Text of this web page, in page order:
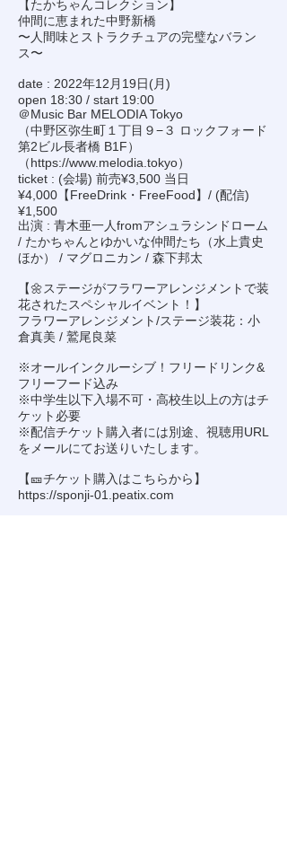
【たかちゃんコレクション】
仲間に恵まれた中野新橋
〜人間味とストラクチュアの完璧なバラン
ス〜
date : 2022年12月19日(月)
open 18:30 / start 19:00
＠Music Bar MELODIA Tokyo
（中野区弥生町１丁目９−３ ロックフォード
第2ビル長者橋 B1F）
（https://www.melodia.tokyo）
ticket : (会場) 前売¥3,500 当日
¥4,000【FreeDrink・FreeFood】/ (配信)
¥1,500
出演 : 青木亜一人fromアシュラシンドローム
/ たかちゃんとゆかいな仲間たち（水上貴史
ほか） / マグロニカン / 森下邦太
【🌼ステージがフラワーアレンジメントで装
花されたスペシャルイベント！】
フラワーアレンジメント/ステージ装花：小
倉真美 / 鷲尾良菜
※オールインクルーシブ！フリードリンク&
フリーフード込み
※中学生以下入場不可・高校生以上の方はチ
ケット必要
※配信チケット購入者には別途、視聴用URL
をメールにてお送りいたします。
【🎫チケット購入はこちらから】
https://sponji-01.peatix.com